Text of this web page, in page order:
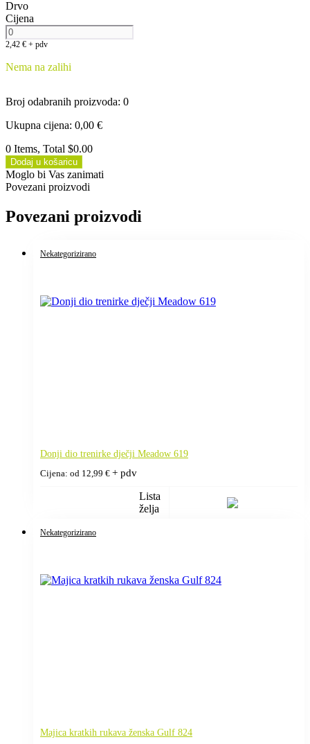
Drvo
Cijena
2,42 € + pdv
Nema na zalihi
Broj odabranih proizvoda: 0
Ukupna cijena: 0,00 €
0 Items, Total $0.00
Dodaj u košaricu
Moglo bi Vas zanimati
Povezani proizvodi
Povezani proizvodi
Nekategorizirano
Donji dio trenirke dječji Meadow 619
Cijena: od 12,99 € + pdv
Lista
želja
Nekategorizirano
Majica kratkih rukava ženska Gulf 824